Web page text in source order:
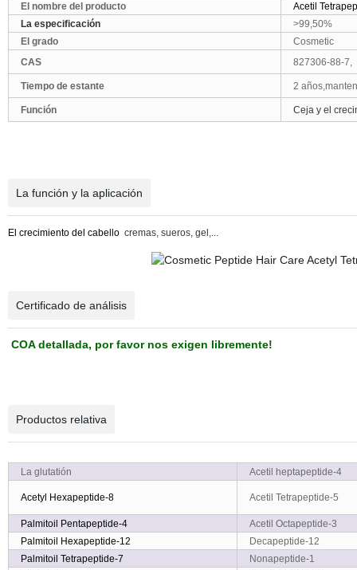
El nombre del producto
Acetil
La especificación
>99,50%
El grado
Cosmetic
CAS
827306-88-7,
Tiempo de estante 2
Función Ceja y el
La función y la aplicación
El crecimiento del cabello cremas, sueros, gel,...
Certificado de análisis
COA detallada, por favor nos exigen libremente!
Productos relativa
La glutatión Acetil heptapeptide-4
Acetyl Hexapeptide-8 Acetil Tetrapeptide-5
Palmitoil Pentapeptide-4
Acetil Octapeptide-3
Palmitoil
Hexapeptide-12
Decapeptide-12
Palmitoil Tetrapeptide-7
Nonapeptide-1